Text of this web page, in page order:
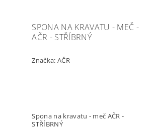
SPONA NA KRAVATU - MEČ -
AČR - STŘÍBRNÝ
Značka: AČR
Spona na kravatu - meč AČR -
STŘÍBRNÝ